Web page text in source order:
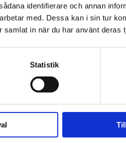
identifierare och annan
med. Dessa kan i sin tur
in när du har använt deras
Statistik
4820 Froland